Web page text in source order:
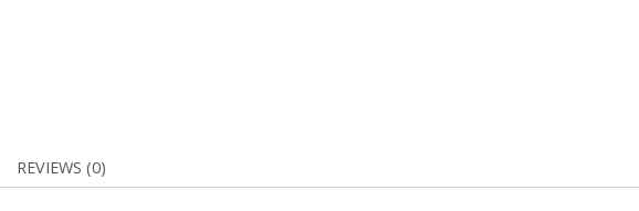
REVIEWS (0)